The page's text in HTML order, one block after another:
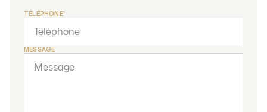
TÉLÉPHONE*
MESSAGE